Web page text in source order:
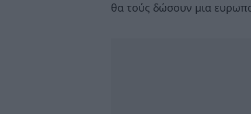
θα τούς δώσουν μια